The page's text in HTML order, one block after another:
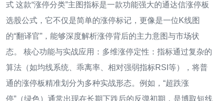
式 这款“涨停分类”主图指标是一款功能强大的通达信涨停板
选股公式，它不仅是简单的涨停标记，更像是一位K线图
的“翻译官”，能够深度解析涨停背后的主力意图与市场状
态。 核心功能与实战应用：多维涨停定性：指标通过复杂的
算法（如均线系统、乖离率、相对强弱指标RSI等），将普
通的涨停板精准划分为多种实战形态。例如，“超跌涨
停”（绿色）通常出现在长期下跌后的反弹初期，是博取短线